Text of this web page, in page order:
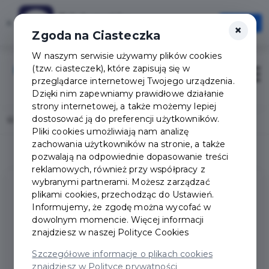
Szybciej, wygodniej, zawsze pod ręką
Otwórz
Zaloguj
Home Deklaracja dostępności
DEKLARACJA
DOSTĘPNOŚCI
Urząd Miejski w Augustowiezobowiązuje się
×
Zgoda na Ciasteczka
W naszym serwisie używamy plików cookies
(tzw. ciasteczek), które zapisują się w
przeglądarce internetowej Twojego urządzenia.
Dzięki nim zapewniamy prawidłowe działanie
strony internetowej, a także możemy lepiej
dostosować ją do preferencji użytkowników.
Pliki cookies umożliwiają nam analizę
zachowania użytkowników na stronie, a także
pozwalają na odpowiednie dopasowanie treści
reklamowych, również przy współpracy z
wybranymi partnerami. Możesz zarządzać
plikami cookies, przechodząc do Ustawień.
Informujemy, że zgodę można wycofać w
dowolnym momencie. Więcej informacji
znajdziesz w naszej Polityce Cookies
Szczegółowe informacje o plikach cookies
znajdziesz w Polityce prywatności